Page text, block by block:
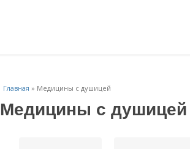
Главная » Медицины с душицей
Медицины с душицей